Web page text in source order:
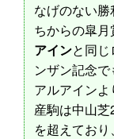
なげのない
ちからの皐
アインと同
ンザン記念
アルアイン
産駒は中山
を超えてお